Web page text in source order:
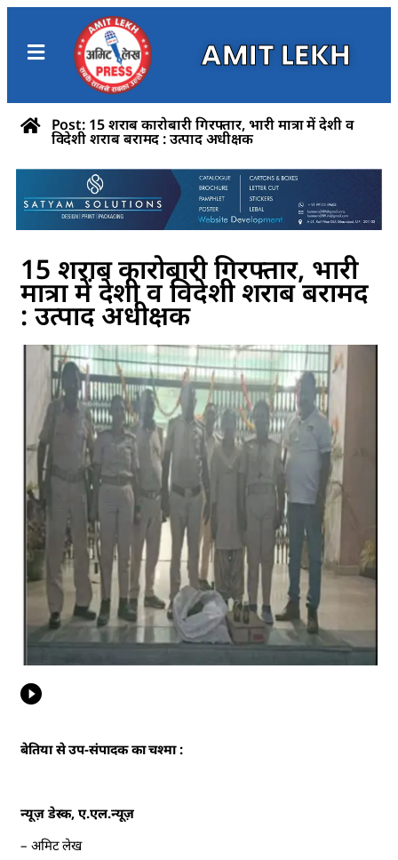
AMIT LEKH
Post: 15 शराब कारोबारी गिरफ्तार, भारी मात्रा में देशी व
विदेशी शराब बरामद : उत्पाद अधीक्षक
15 शराब कारोबारी गिरफ्तार, भारी
मात्रा में देशी व विदेशी शराब बरामद
: उत्पाद अधीक्षक
बेतिया से उप-संपादक का चश्मा :
न्यूज़ डेस्क, ए.एल.न्यूज़
– अमिट लेख